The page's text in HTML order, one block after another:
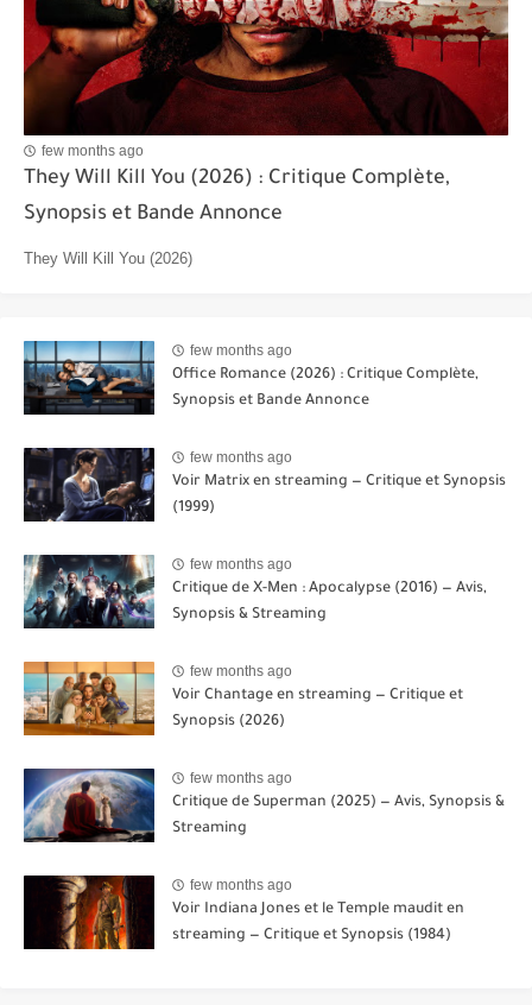
few months ago
They Will Kill You (2026) : Critique Complète,
Synopsis et Bande Annonce
They Will Kill You (2026)
few months ago
Office Romance (2026) : Critique Complète,
Synopsis et Bande Annonce
few months ago
Voir Matrix en streaming — Critique et Synopsis
(1999)
few months ago
Critique de X-Men : Apocalypse (2016) — Avis,
Synopsis & Streaming
few months ago
Voir Chantage en streaming — Critique et
Synopsis (2026)
few months ago
Critique de Superman (2025) — Avis, Synopsis &
Streaming
few months ago
Voir Indiana Jones et le Temple maudit en
streaming — Critique et Synopsis (1984)